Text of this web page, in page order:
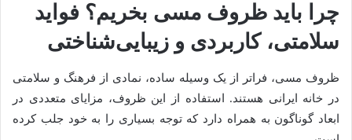
چرا باید ظروف مسی بخریم؟ فواید
سلامتی، کاربردی و زیبایی‌شناختی
ظروف مسی، فراتر از یک وسیله ساده، نمادی از فرهنگ و سلامتی
در خانه ایرانی هستند. استفاده از این ظروف، مزایای متعددی در
ابعاد گوناگون به همراه دارد که توجه بسیاری را به خود جلب کرده